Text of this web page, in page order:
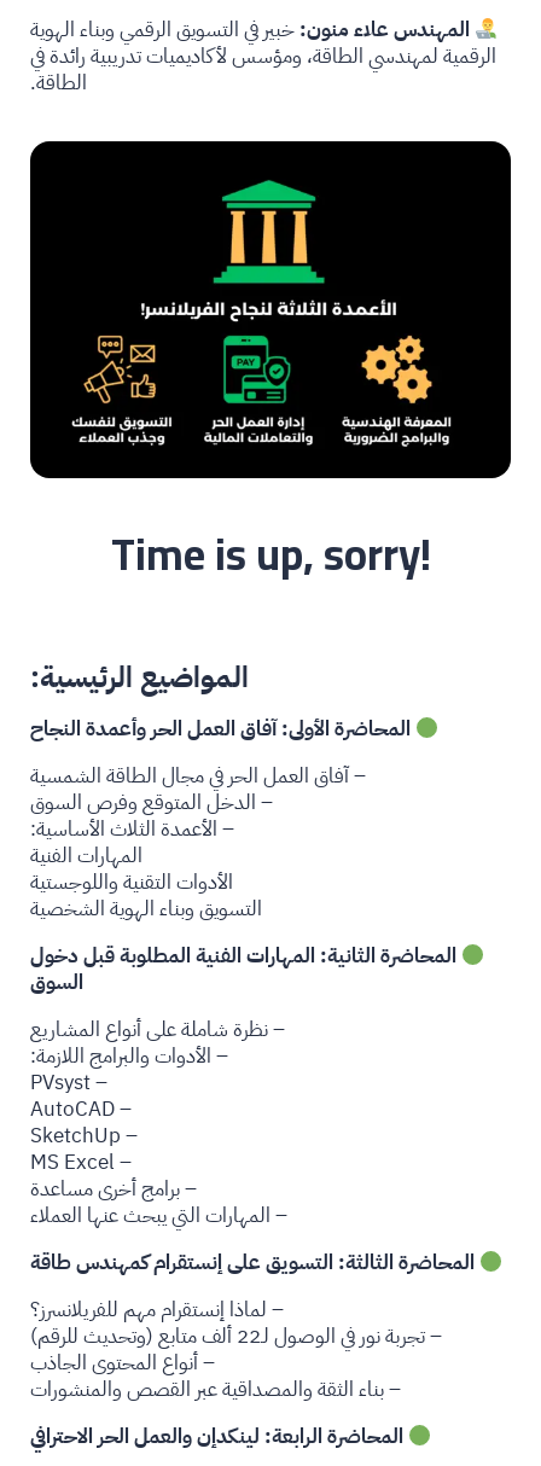
المهندس علاء منون: خبير في التسويق الرقمي وبناء الهوية
الرقمية لمهندسي الطاقة، ومؤسس لأكاديميات تدريبية رائدة في
الطاقة.
Time is up, sorry!
المواضيع الرئيسية:
المحاضرة الأولى: ‎آفاق العمل الحر وأعمدة النجاح
– آفاق العمل الحر في مجال الطاقة الشمسية
– الدخل المتوقع وفرص السوق
– الأعمدة الثلاث الأساسية:
المهارات الفنية
الأدوات التقنية واللوجستية
التسويق وبناء الهوية الشخصية
المحاضرة الثانية: المهارات الفنية المطلوبة قبل دخول
السوق
– نظرة شاملة على أنواع المشاريع
– الأدوات والبرامج اللازمة:
– PVsyst
– AutoCAD
– SketchUp
– MS Excel
– برامج أخرى مساعدة
– المهارات التي يبحث عنها العملاء
المحاضرة الثالثة: التسويق على إنستقرام كمهندس طاقة
– لماذا إنستقرام مهم للفريلانسرز؟
– تجربة نور في الوصول لـ22 ألف متابع (وتحديث للرقم)
– أنواع المحتوى الجاذب
– بناء الثقة والمصداقية عبر القصص والمنشورات
المحاضرة الرابعة: لينكدإن والعمل الحر الاحترافي